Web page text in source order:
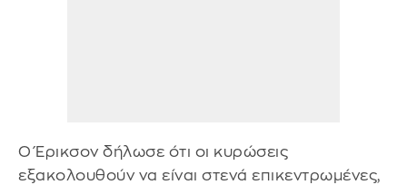
Ο Έρικσον δήλωσε ότι οι κυρώσεις
εξακολουθούν να είναι στενά επικεντρωμένες,